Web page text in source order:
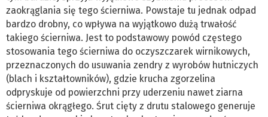
zaokrąglania się tego ścierniwa. Powstaje tu jednak odpad
bardzo drobny, co wpływa na wyjątkowo dużą trwałość
takiego ścierniwa. Jest to podstawowy powód częstego
stosowania tego ścierniwa do oczyszczarek wirnikowych,
przeznaczonych do usuwania zendry z wyrobów hutniczych
(blach i kształtowników), gdzie krucha zgorzelina
odpryskuje od powierzchni przy uderzeniu nawet ziarna
ścierniwa okrągłego. Śrut cięty z drutu stalowego generuje